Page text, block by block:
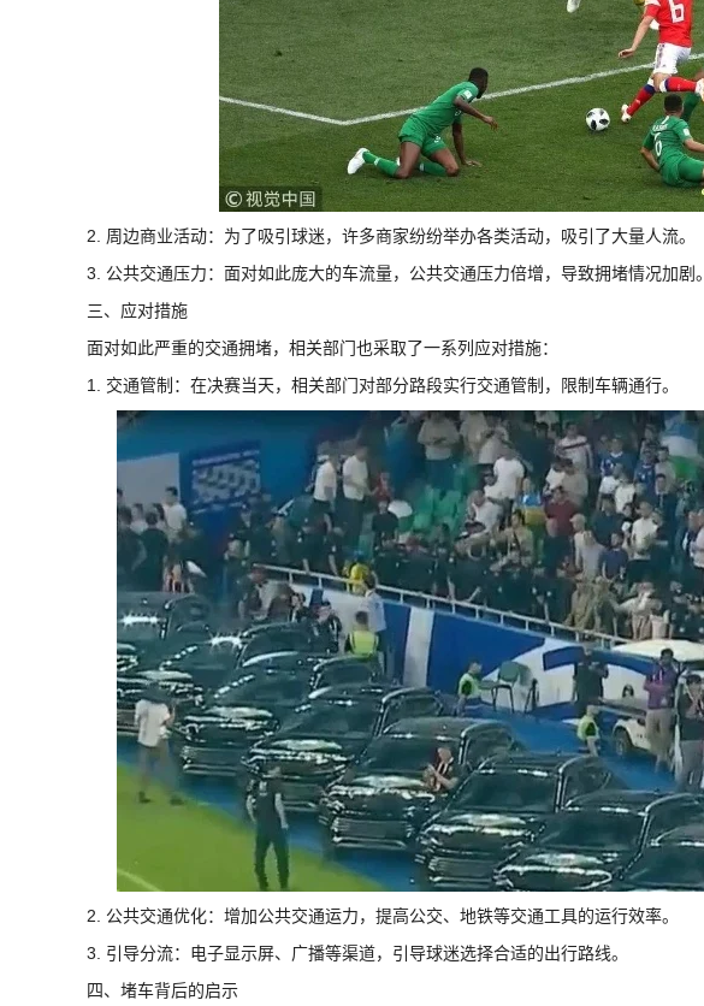
2. 周边商业活动：为了吸引球迷，许多商家纷纷举办各类活动，吸引了大量人流。
3. 公共交通压力：面对如此庞大的车流量，公共交通压力倍增，导致拥堵情况加剧。
三、应对措施
面对如此严重的交通拥堵，相关部门也采取了一系列应对措施：
1. 交通管制：在决赛当天，相关部门对部分路段实行交通管制，限制车辆通行。
2. 公共交通优化：增加公共交通运力，提高公交、地铁等交通工具的运行效率。
3. 引导分流：电子显示屏、广播等渠道，引导球迷选择合适的出行路线。
四、堵车背后的启示